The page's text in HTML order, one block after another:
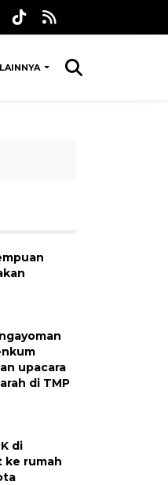
LAINNYA
upacara
di TMP
di
ke rumah